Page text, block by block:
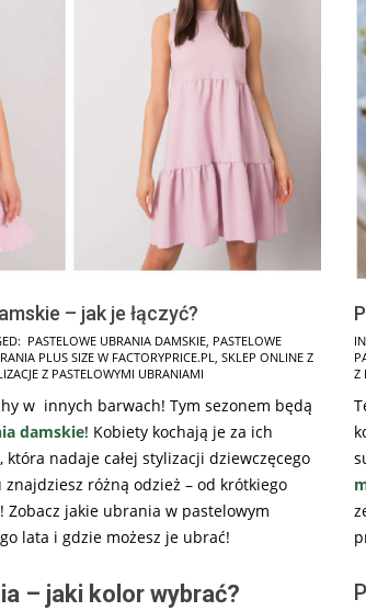
– jak je łączyć?
PASTELOWE UBRANIA DAMSKIE PASTELOWE
PLUS SIZE W FACTORYPRICE.PL
SKLEP ONLINE Z
Z PASTELOWYMI UBRANIAMI
w innych barwach! Tym sezonem będą
damskie! Kobiety kochają je za ich
nadaje całej stylizacji dziewczęcego
różną odzież – od krótkiego
Zobacz jakie ubrania w pastelowym
lata i gdzie możesz je ubrać!
– jaki kolor wybrać?
Z